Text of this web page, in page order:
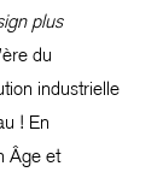
plus
du
industrielle
! En
Âge et